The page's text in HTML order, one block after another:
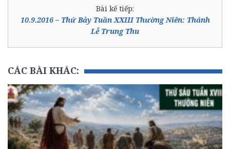
Bài kế tiếp:
10.9.2016 – Thứ Bảy Tuần XXIII Thường Niên: Thánh
Lễ Trung Thu
CÁC BÀI KHÁC: